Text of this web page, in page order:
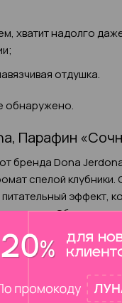
хватит надолго
отдушка.
обнаружено.
Парафин
бренда Dona
спелой клубники.
эффект,
Обладает
и
клеток